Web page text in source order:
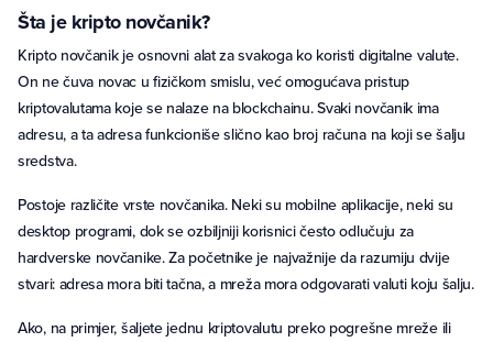
Šta je kripto novčanik?
Kripto novčanik je osnovni alat za svakoga ko koristi digitalne valute.
On ne čuva novac u fizičkom smislu, već omogućava pristup
kriptovalutama koje se nalaze na blockchainu. Svaki novčanik ima
adresu, a ta adresa funkcioniše slično kao broj računa na koji se šalju
sredstva.
Postoje različite vrste novčanika. Neki su mobilne aplikacije, neki su
desktop programi, dok se ozbiljniji korisnici često odlučuju za
hardverske novčanike. Za početnike je najvažnije da razumiju dvije
stvari: adresa mora biti tačna, a mreža mora odgovarati valuti koju šalju.
Ako, na primjer, šaljete jednu kriptovalutu preko pogrešne mreže ili